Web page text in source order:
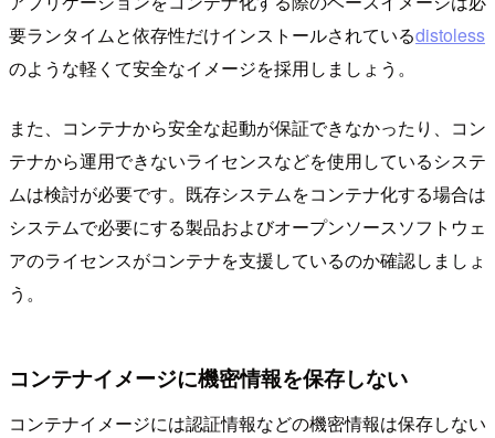
要ランタイムと依存性だけインストールされているdistoless
のような軽くて安全なイメージを採用しましょう。
また、コンテナから安全な起動が保証できなかったり、コン
テナから運用できないライセンスなどを使用しているシステ
ムは検討が必要です。既存システムをコンテナ化する場合は
システムで必要にする製品およびオープンソースソフトウェ
アのライセンスがコンテナを支援しているのか確認しましょ
う。
コンテナイメージに機密情報を保存しない
コンテナイメージには認証情報などの機密情報は保存しない